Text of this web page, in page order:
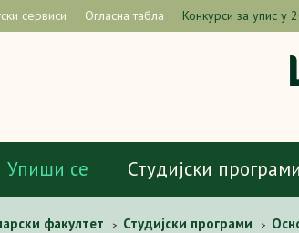
сервиси Огласна табла Конкурси за упис у
Упиши се Студијски програми
факултет > Студијски програми >